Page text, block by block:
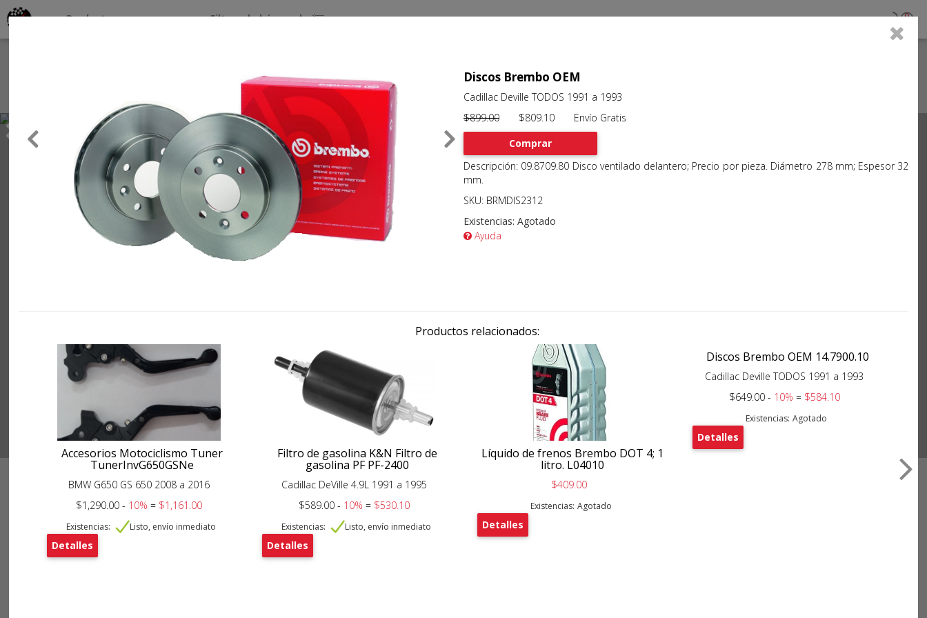
Clients
Contact
Productos por marcas Filtros de búsqueda 0
Previous
Discos Brembo OEM
Cadillac Deville TODOS 1991 a 1993
$899.00$809.10 Envío Gratis
Comprar
Descripción: 09.8709.80 Disco ventilado delantero; Precio por pieza. Diámetro 278 mm; Espesor 32
mm.
SKU: BRMDIS2312
Existencias: Agotado
Ayuda
Productos relacionados:
Accesorios Motociclismo Tuner
TunerInvG650GSNe
BMW G650 GS 650 2008 a 2016
$1,290.00 - 10% = $1,161.00
Existencias: Listo, envío inmediato
Detalles
Filtro de gasolina K&N Filtro de
gasolina PF PF-2400
Cadillac DeVille 4.9L 1991 a 1995
$589.00 - 10% = $530.10
Existencias: Listo, envío inmediato
Detalles
Líquido de frenos Brembo DOT 4; 1
litro. L04010
$409.00
Existencias: Agotado
Detalles
Discos Brembo OEM 14.7900.10
Cadillac Deville TODOS 1991 a 1993
$649.00 - 10% = $584.10
Existencias: Agotado
Detalles